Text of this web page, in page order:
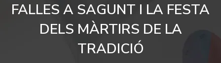
FALLES A SAGUNT I LA FESTA
DELS MÀRTIRS DE LA
TRADICIÓ